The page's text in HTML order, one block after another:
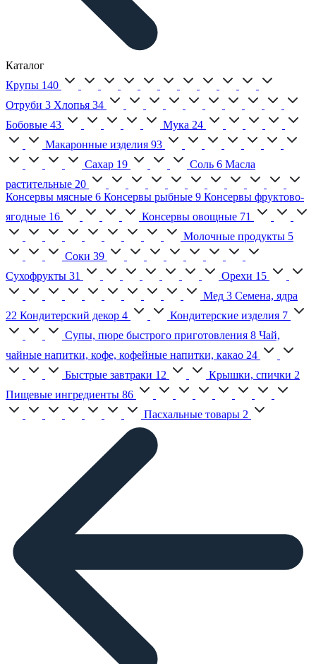
Каталог
Крупы 140
Отруби 3 Хлопья 34
Бобовые 43 Мука 24
Макаронные изделия 93
Сахар 19 Соль 6 Масла
растительные 20
Консервы мясные 6 Консервы рыбные 9 Консервы фруктово-
ягодные 16 Консервы овощные 71
Молочные продукты 5
Соки 39
Сухофрукты 31 Орехи 15
Мед 3 Семена, ядра
22 Кондитерский декор 4 Кондитерские изделия 7
Супы, пюре быстрого приготовления 8 Чай,
чайные напитки, кофе, кофейные напитки, какао 24
Быстрые завтраки 12 Крышки, спички 2
Пищевые ингредиенты 86
Пасхальные товары 2